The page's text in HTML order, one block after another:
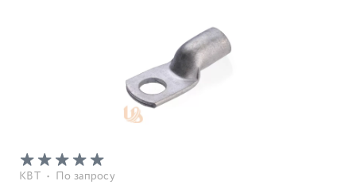
КВТ • По запросу